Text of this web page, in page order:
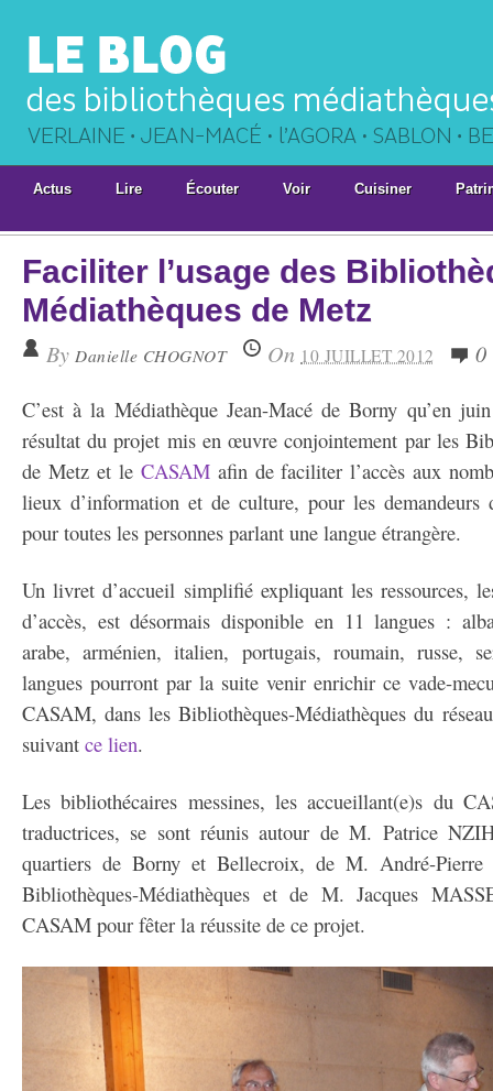
Actus Lire Écouter Voir Cuisiner
Faciliter l’usage des
Médiathèques de Metz
By Danielle CHOGNOT On 10 JUILLET 2012 0
C’est à la Médiathèque Jean-Macé de Borny qu’en
résultat du projet mis en œuvre conjointement par les
de Metz et le CASAM afin de faciliter l’accès aux
lieux d’information et de culture, pour les demandeurs
pour toutes les personnes parlant une langue étrangère.
Un livret d’accueil simplifié expliquant les ressources,
d’accès, est désormais disponible en 11 langues :
arabe, arménien, italien, portugais, roumain, russe,
langues pourront par la suite venir enrichir ce vade-
CASAM, dans les Bibliothèques-Médiathèques du
suivant ce lien.
Les bibliothécaires messines, les accueillant(e)s du
traductrices, se sont réunis autour de M. Patrice
quartiers de Borny et Bellecroix, de M. André-
Bibliothèques-Médiathèques et de M. Jacques
CASAM pour fêter la réussite de ce projet.